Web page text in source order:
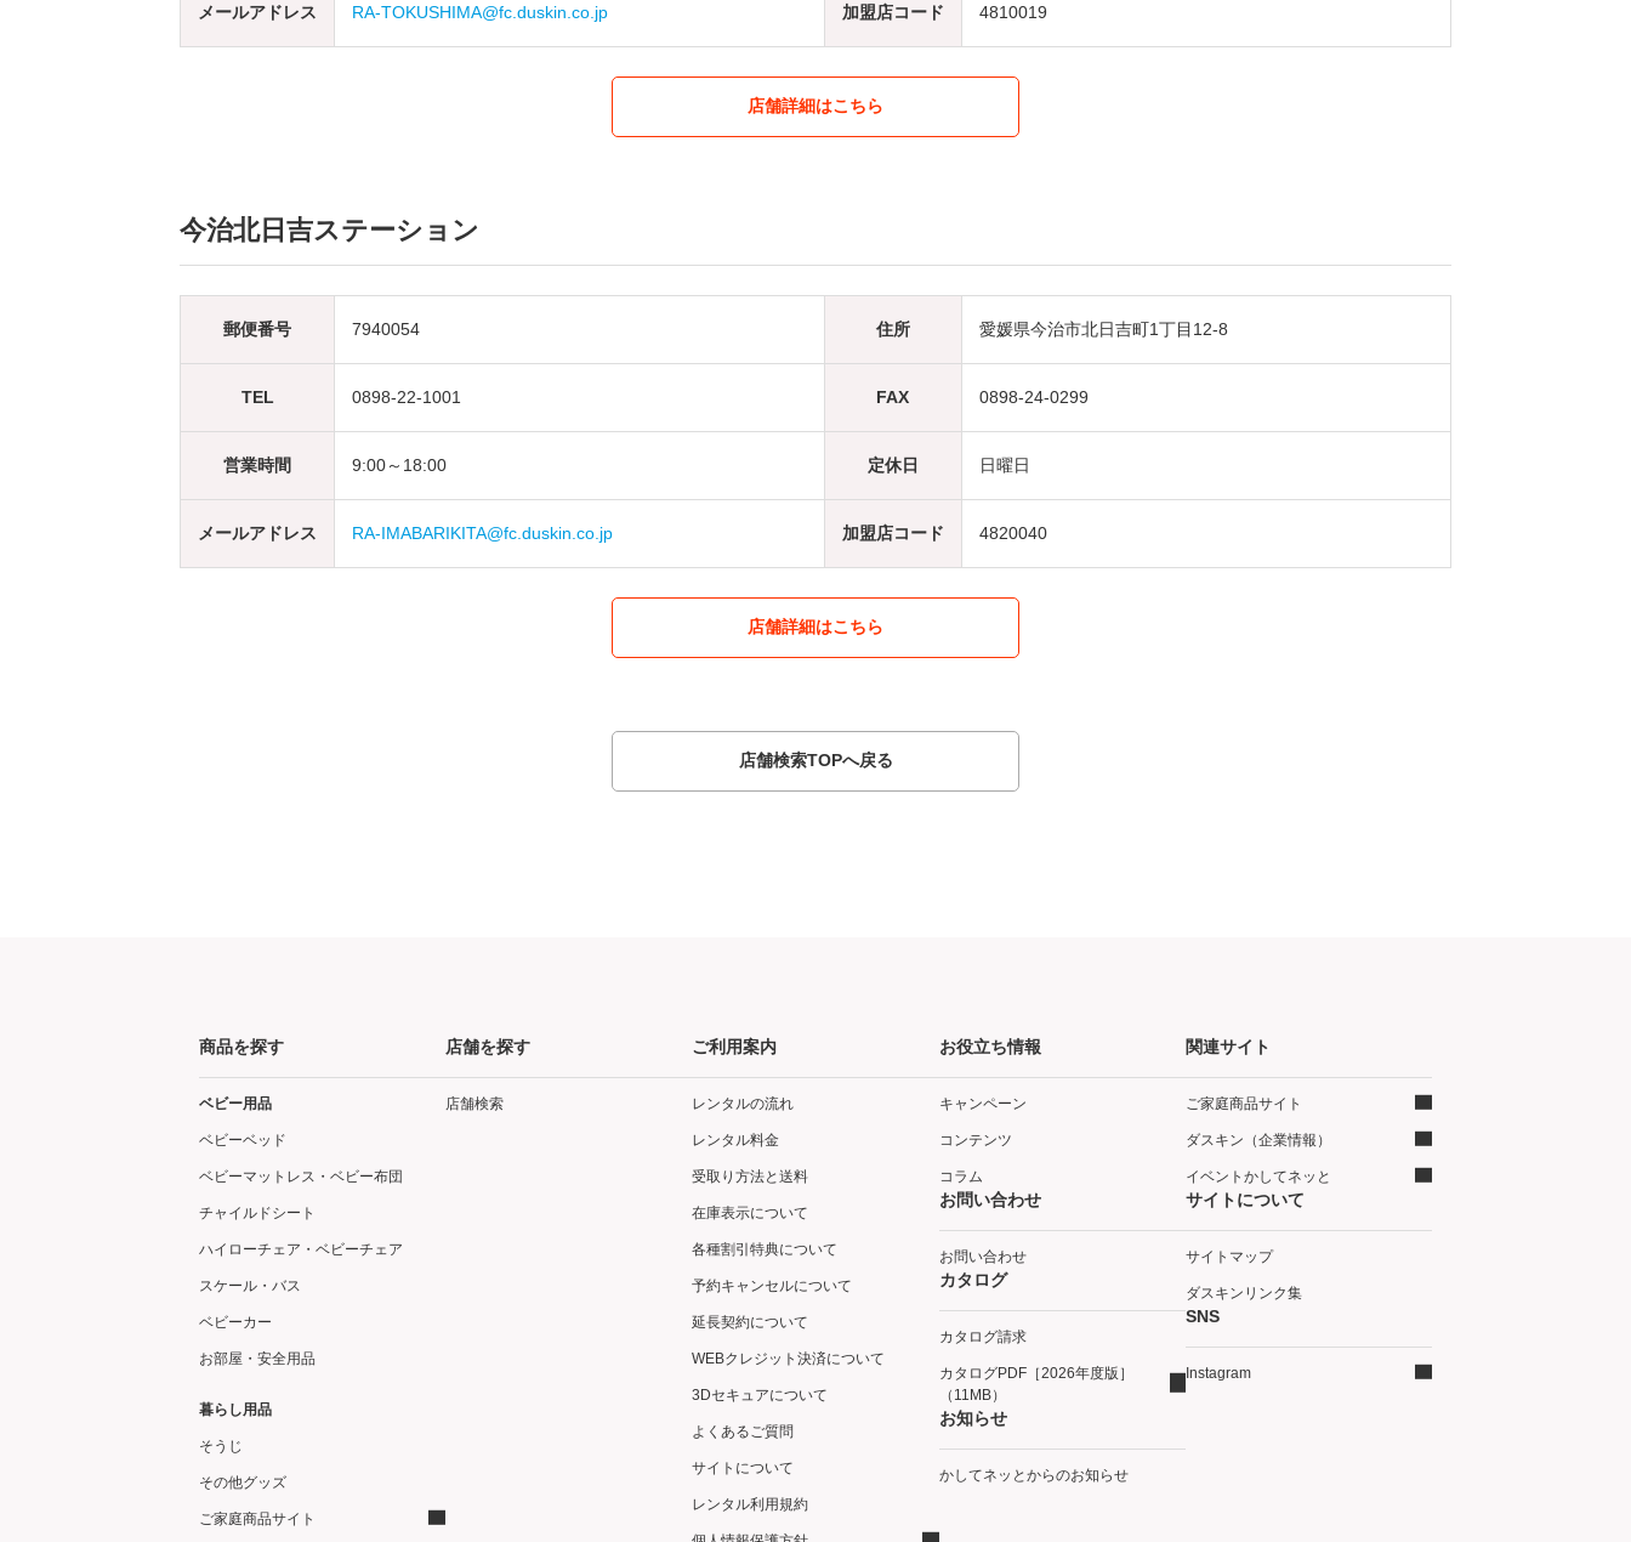
メールアドレス RA-TOKUSHIMA@fc.duskin.co.jp 加盟店コード 4810019
店舗詳細はこちら
今治北日吉ステーション
郵便番号 7940054 住所 愛媛県今治市北日吉町1丁目12-8
TEL 0898-22-1001 FAX 0898-24-0299
営業時間 9:00～18:00 定休日 日曜日
メールアドレス RA-IMABARIKITA@fc.duskin.co.jp 加盟店コード 4820040
店舗詳細はこちら
店舗検索TOPへ戻る
商品を探す
ベビー用品
ベビーベッド
ベビーマットレス・ベビー布団
チャイルドシート
ハイローチェア・ベビーチェア
スケール・バス
ベビーカー
お部屋・安全用品
暮らし用品
そうじ
その他グッズ
ご家庭商品サイト
店舗を探す
店舗検索
ご利用案内
レンタルの流れ
レンタル料金
受取り方法と送料
在庫表示について
各種割引特典について
予約キャンセルについて
延長契約について
WEBクレジット決済について
3Dセキュアについて
よくあるご質問
サイトについて
レンタル利用規約
お役立ち情報
キャンペーン
コンテンツ
コラム
お問い合わせ
お問い合わせ
カタログ
カタログ請求
カタログPDF［2026年度版］
（11MB）
お知らせ
かしてネッとからのお知らせ
関連サイト
ご家庭商品サイト
ダスキン（企業情報）
イベントかしてネッと
サイトについて
サイトマップ
ダスキンリンク集
SNS
Instagram